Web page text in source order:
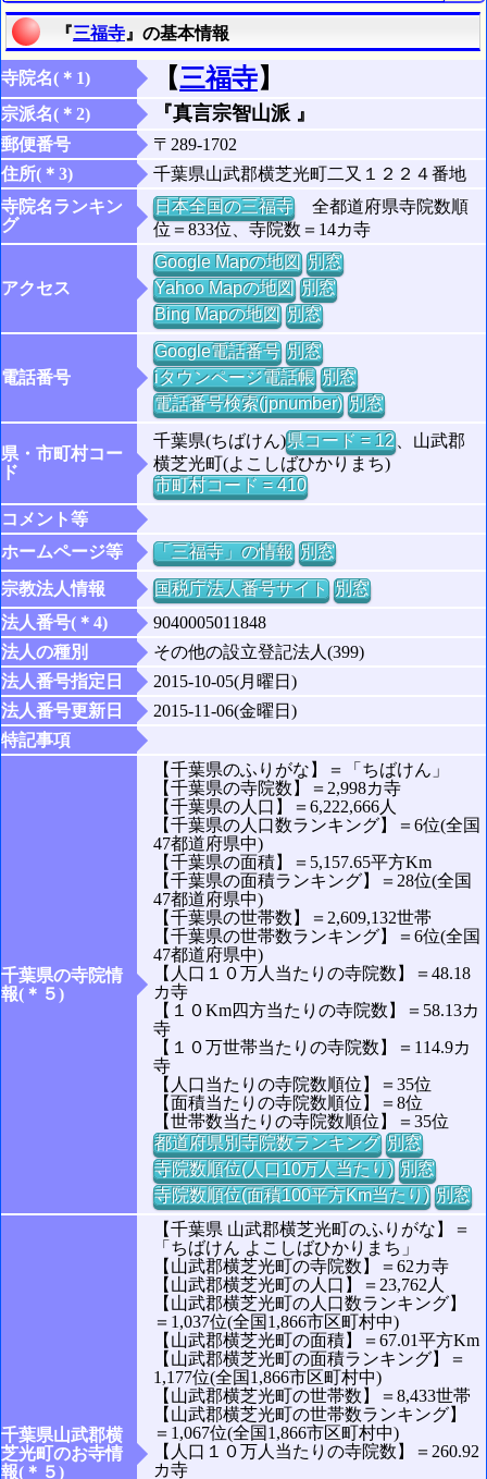
『三福寺 』の基本情報
寺院名(＊1) 【三福寺】
宗派名(＊2) 『真言宗智山派 』
郵便番号
〒289-1702
住所(＊3)
千葉県山武郡横芝光町二又１２２４番地
寺院名ランキン
グ
日本全国の三福寺全都道府県寺院数順
位＝833位、寺院数＝14カ寺
アクセス
Google Mapの地図 別窓
Yahoo Mapの地図 別窓
Bing Mapの地図 別窓
電話番号
Google電話番号 別窓
iタウンページ電話帳 別窓
電話番号検索(jpnumber) 別窓
県・市町村コー
ド
千葉県(ちばけん)県コード = 12、山武郡
横芝光町(よこしばひかりまち)
市町村コード = 410
コメント等
ホームページ等
「三福寺」の情報 別窓
宗教法人情報
国税庁法人番号サイト 別窓
法人番号(＊4)
9040005011848
法人の種別
その他の設立登記法人(399)
法人番号指定日
2015-10-05(月曜日)
法人番号更新日
2015-11-06(金曜日)
特記事項
千葉県の寺院情
報(＊５)
【千葉県のふりがな】＝「ちばけん」
【千葉県の寺院数】＝2,998カ寺
【千葉県の人口】＝6,222,666人
【千葉県の人口数ランキング】＝6位(全国
47都道府県中)
【千葉県の面積】＝5,157.65平方Km
【千葉県の面積ランキング】＝28位(全国
47都道府県中)
【千葉県の世帯数】＝2,609,132世帯
【千葉県の世帯数ランキング】＝6位(全国
47都道府県中)
【人口１０万人当たりの寺院数】＝48.18
カ寺
【１０Km四方当たりの寺院数】＝58.13カ
寺
【１０万世帯当たりの寺院数】＝114.9カ
寺
【人口当たりの寺院数順位】＝35位
【面積当たりの寺院数順位】＝8位
【世帯数当たりの寺院数順位】＝35位
都道府県別寺院数ランキング 別窓
寺院数順位(人口10万人当たり) 別窓
寺院数順位(面積100平方Km当たり) 別窓
千葉県山武郡横
芝光町のお寺情
報(＊５)
【千葉県 山武郡横芝光町のふりがな】＝
「ちばけん よこしばひかりまち」
【山武郡横芝光町の寺院数】＝62カ寺
【山武郡横芝光町の人口】＝23,762人
【山武郡横芝光町の人口数ランキング】
＝1,037位(全国1,866市区町村中)
【山武郡横芝光町の面積】＝67.01平方Km
【山武郡横芝光町の面積ランキング】＝
1,177位(全国1,866市区町村中)
【山武郡横芝光町の世帯数】＝8,433世帯
【山武郡横芝光町の世帯数ランキング】
＝1,067位(全国1,866市区町村中)
【人口１０万人当たりの寺院数】＝260.92
カ寺